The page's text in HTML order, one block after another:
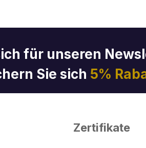
für unseren
Sie sich 5%
Zertifikate